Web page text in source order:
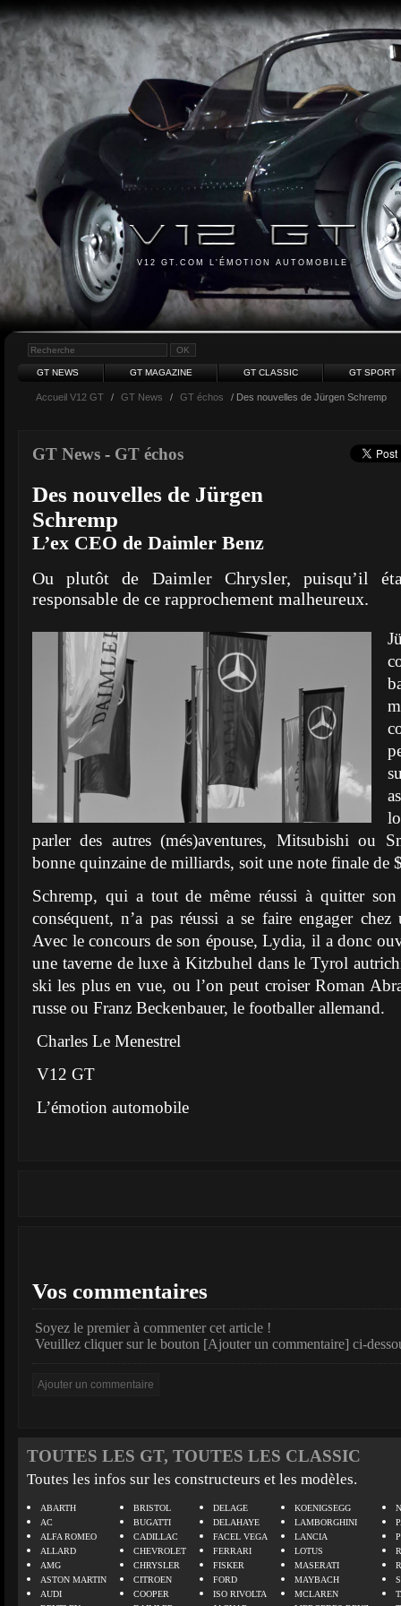
V12 GT.COM L'ÉMOTION AUTOMOBILE
GT NEWS GT MAGAZINE GT CLASSIC GT SPORT
Accueil V12 GT / GT News / GT échos / Des nouvelles de Jürgen Schremp
GT News - GT échos
Des nouvelles de Jürgen
Schremp
L’ex CEO de Daimler Benz
Ou plutôt de Daimler Chrysler, puisqu’il
responsable de ce rapprochement malheureux.
parler des autres (més)aventures, Mitsubishi ou
bonne quinzaine de milliards, soit une note finale de
Schremp, qui a tout de même réussi à quitter
conséquent, n’a pas réussi a se faire engager chez
Avec le concours de son épouse, Lydia, il a donc
une taverne de luxe à Kitzbuhel dans le Tyrol
ski les plus en vue, ou l’on peut croiser Roman
russe ou Franz Beckenbauer, le footballer allemand.
Charles Le Menestrel
V12 GT
L’émotion automobile
Vos commentaires
Soyez le premier à commenter cet article !
Veuillez cliquer sur le bouton [Ajouter un commentaire] ci-
TOUTES LES GT, TOUTES LES CLASSIC
Toutes les infos sur les constructeurs et les modèles.
ABARTH
AC
ALFA ROMEO
ALLARD
AMG
ASTON MARTIN
AUDI
BRISTOL
BUGATTI
CADILLAC
CHEVROLET
CHRYSLER
CITROEN
COOPER
DELAGE
DELAHAYE
FACEL VEGA
FERRARI
FISKER
FORD
ISO RIVOLTA
KOENIGSEGG
LAMBORGHINI
LANCIA
LOTUS
MASERATI
MAYBACH
MCLAREN